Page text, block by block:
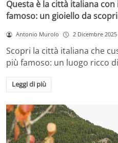
Questa è la città italiana
famoso: un gioiello da
Antonio Murolo 2 Dicembre 2025
Scopri la città italiana che
più famoso: un luogo ricco
Leggi di più